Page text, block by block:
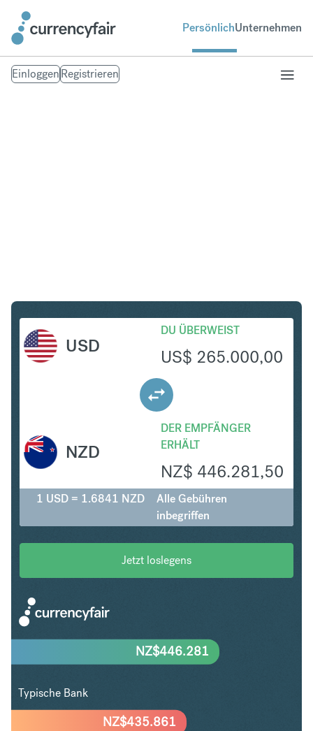
PersönlichUnternehmen
EinloggenRegistrieren
USD
DU ÜBERWEIST
US$ 265.000,00
DER EMPFÄNGER
ERHÄLT
NZ$ 446.281,50
NZD
1 USD = 1.6841 NZD
Alle Gebühren
inbegriffen
Jetzt loslegens
NZ$435.861
NZ$446.281
Typische Bank